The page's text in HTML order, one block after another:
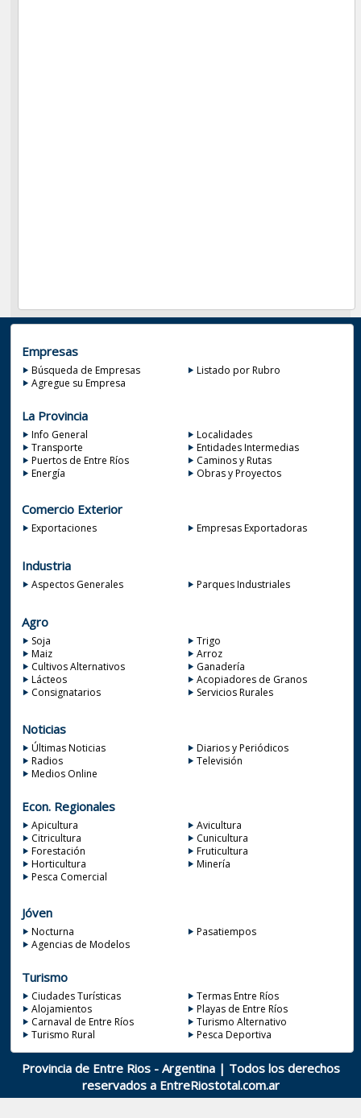
Empresas
Búsqueda de Empresas
Listado por Rubro
Agregue su Empresa
La Provincia
Info General
Localidades
Transporte
Entidades Intermedias
Puertos de Entre Ríos
Caminos y Rutas
Energía
Obras y Proyectos
Comercio Exterior
Exportaciones Empresas Exportadoras
Industria
Aspectos Generales Parques Industriales
Agro
Soja
Trigo
Maiz
Arroz
Cultivos Alternativos
Ganadería
Lácteos
Acopiadores de Granos
Consignatarios
Servicios Rurales
Noticias
Últimas Noticias
Diarios y Periódicos
Radios
Televisión
Medios Online
Econ. Regionales
Apicultura
Avicultura
Citricultura
Cunicultura
Forestación
Fruticultura
Horticultura
Minería
Pesca Comercial
Jóven
Nocturna
Pasatiempos
Agencias de Modelos
Turismo
Ciudades Turísticas
Termas Entre Ríos
Alojamientos
Playas de Entre Ríos
Carnaval de Entre Ríos
Turismo Alternativo
Turismo Rural
Pesca Deportiva
Provincia de Entre Rios - Argentina | Todos los derechos
reservados a EntreRiostotal.com.ar